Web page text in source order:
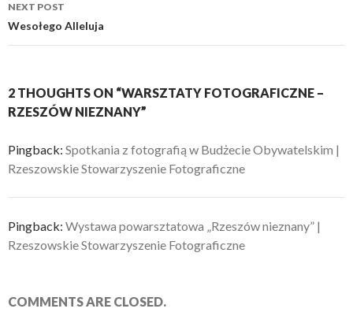
NEXT POST
Wesołego Alleluja
2 THOUGHTS ON “WARSZTATY FOTOGRAFICZNE –
RZESZÓW NIEZNANY”
Pingback: Spotkania z fotografią w Budżecie Obywatelskim |
Rzeszowskie Stowarzyszenie Fotograficzne
Pingback: Wystawa powarsztatowa „Rzeszów nieznany” |
Rzeszowskie Stowarzyszenie Fotograficzne
COMMENTS ARE CLOSED.